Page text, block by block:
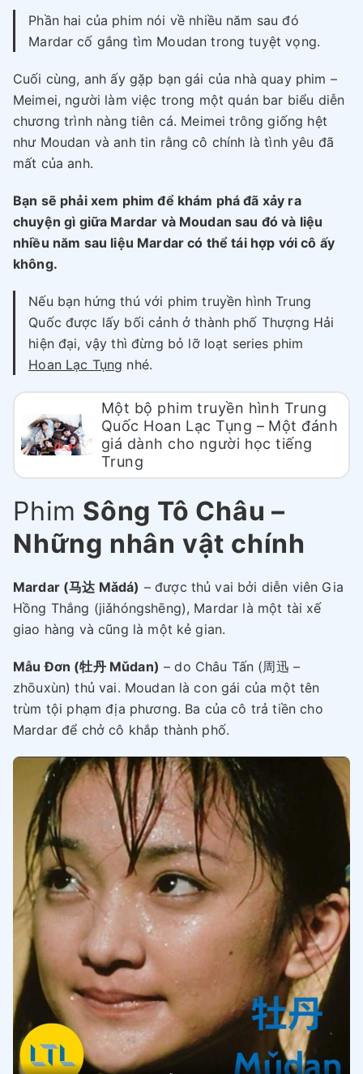
Phần hai của phim nói về nhiều năm sau đó
Mardar cố gắng tìm Moudan trong tuyệt vọng.
Cuối cùng, anh ấy gặp bạn gái của nhà quay phim –
Meimei, người làm việc trong một quán bar biểu diễn
chương trình nàng tiên cá. Meimei trông giống hệt
như Moudan và anh tin rằng cô chính là tình yêu đã
mất của anh.
Bạn sẽ phải xem phim để khám phá đã xảy ra
chuyện gì giữa Mardar và Moudan sau đó và liệu
nhiều năm sau liệu Mardar có thể tái hợp với cô ấy
không.
Nếu bạn hứng thú với phim truyền hình Trung
Quốc được lấy bối cảnh ở thành phố Thượng Hải
hiện đại, vậy thì đừng bỏ lỡ loạt series phim
Hoan Lạc Tụng nhé.
Một bộ phim truyền hình Trung
Quốc Hoan Lạc Tụng – Một đánh
giá dành cho người học tiếng
Trung
Phim Sông Tô Châu –
Những nhân vật chính
Mardar (马达 Mǎdá) – được thủ vai bởi diễn viên Gia
Hồng Thắng (jiǎhóngshēng), Mardar là một tài xế
giao hàng và cũng là một kẻ gian.
Mẫu Đơn (牡丹 Mǔdan) – do Châu Tấn (周迅 –
zhōuxùn) thủ vai. Moudan là con gái của một tên
trùm tội phạm địa phương. Ba của cô trả tiền cho
Mardar để chở cô khắp thành phố.